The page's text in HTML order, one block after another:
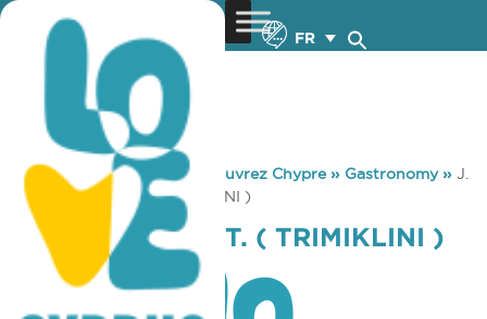
FR
You are here: Home »Découvrez Chypre» Gastronomy» J.
R. JOHN’S REST. ( TRIMIKLINI )
J. R. JOHN’S REST. ( TRIMIKLINI )